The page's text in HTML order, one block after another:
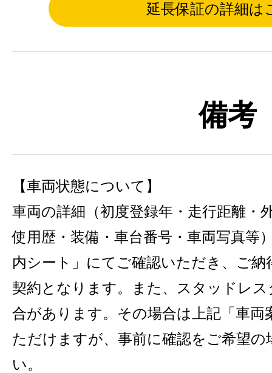
延長保証の詳細は
備考
【車両状態について】
車両の詳細（初度登録年・走行距離・
使用歴・装備・車台番号・車両写真等
内シート」にてご確認いただき、ご
契約となります。また、スタッドレ
合があります。その場合は上記「車両
ただけますが、事前に確認をご希望
い。